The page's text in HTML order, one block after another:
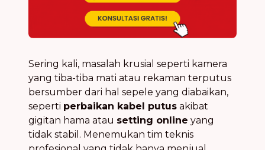
Sering kali, masalah krusial seperti kamera
yang tiba-tiba mati atau rekaman terputus
bersumber dari hal sepele yang diabaikan,
seperti perbaikan kabel putus akibat
gigitan hama atau setting online yang
tidak stabil. Menemukan tim teknis